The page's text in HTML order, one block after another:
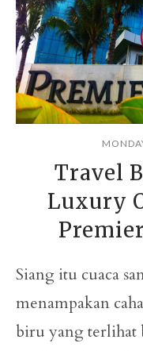
Travel
Luxury
Siang itu cuaca
menampakan
biru yang terlihat